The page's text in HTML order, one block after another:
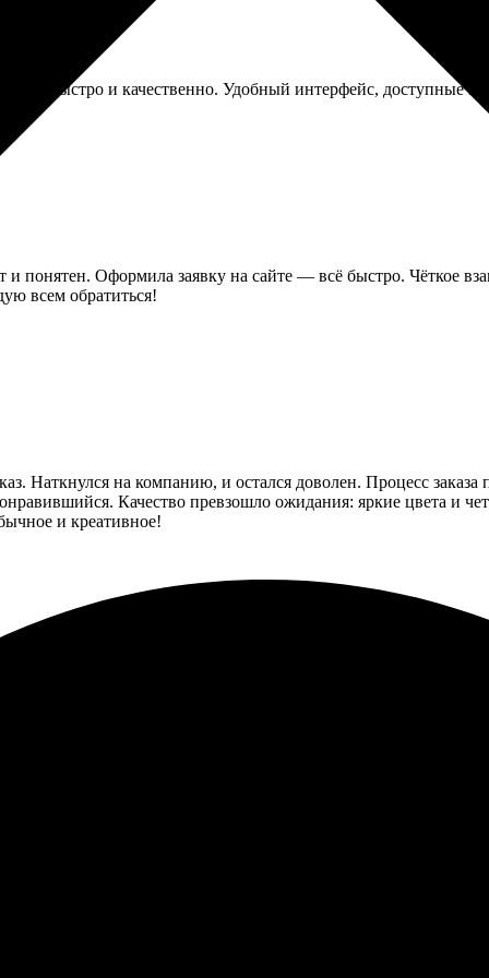
быстро и качественно. Удобный интерфейс, доступные
и понятен. Оформила заявку на сайте — всё быстро. Чёткое
всем обратиться!
Наткнулся на компанию, и остался доволен. Процесс
Качество превзошло ожидания: яркие цвета и
и креативное!
Качественные значки, порадовала скорость
прост и понятен. Оформили быструю доставку, детали